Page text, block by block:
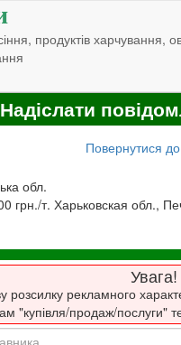
продуктів харчування,
Надіслати
Повернутися
обл.
грн./т. Харьковская обл.,
Увага!
рекламного
"купівля/продаж/послуги"